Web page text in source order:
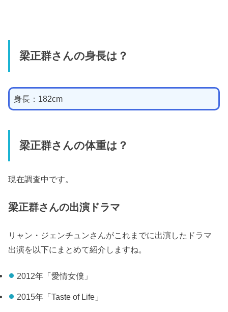
梁正群さんの身長は？
身長：182cm
梁正群さんの体重は？
現在調査中です。
梁正群さんの出演ドラマ
リャン・ジェンチュンさんがこれまでに出演したドラマ
出演を以下にまとめて紹介しますね。
2012年「愛情女僕」
2015年「Taste of Life」